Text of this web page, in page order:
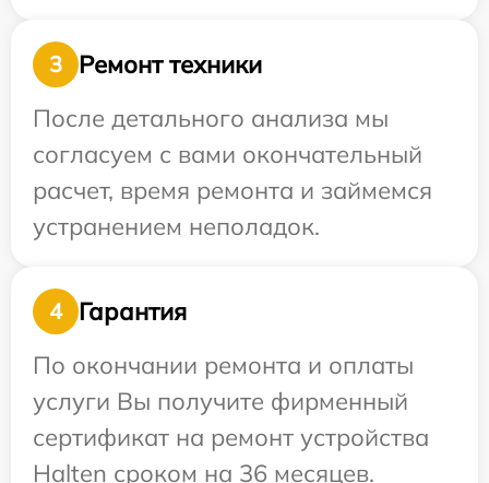
3
Ремонт техники
После детального анализа мы
согласуем с вами окончательный
расчет, время ремонта и займемся
устранением неполадок.
4
Гарантия
По окончании ремонта и оплаты
услуги Вы получите фирменный
сертификат на ремонт устройства
Halten сроком на 36 месяцев.